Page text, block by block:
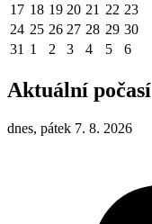
17 18 19 20 21 22 23
24 25 26 27 28 29 30
31 1 2 3 4 5 6
Aktuální počasí
dnes, pátek 7. 8. 2026